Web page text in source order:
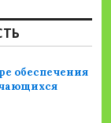
обеспечения